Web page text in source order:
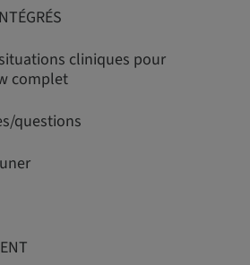
cliniques pour
complet
questions